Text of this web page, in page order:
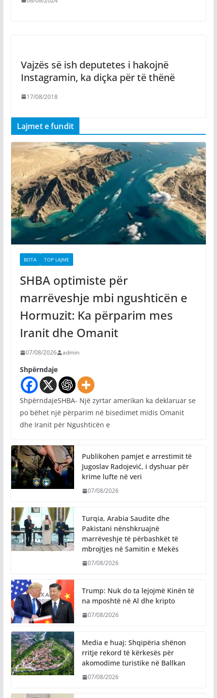
Vajzës së ish deputetes i hakojnë
Instagramin, ka diçka për të thënë
17/08/2018
Lajmet e fundit
BOTA TOP LAJME
SHBA optimiste për
marrëveshje mbi ngushticën e
Hormuzit: Ka përparim mes
Iranit dhe Omanit
07/08/2026 admin
Shpërndaje
ShpërndajeSHBA- Një zyrtar amerikan ka deklaruar se
po bëhet një përparim në bisedimet midis Omanit
dhe Iranit për Ngushticën e
Publikohen pamjet e arrestimit të
Jugoslav Radojević, i dyshuar për
krime lufte në veri
07/08/2026
Turqia, Arabia Saudite dhe
Pakistani nënshkruajnë
marrëveshje të përbashkët të
mbrojtjes në Samitin e Mekës
07/08/2026
Trump: Nuk do ta lejojmë Kinën të
na mposhtë në Al dhe kripto
07/08/2026
Media e huaj: Shqipëria shënon
rritje rekord të kërkesës për
akomodime turistike në Ballkan
07/08/2026